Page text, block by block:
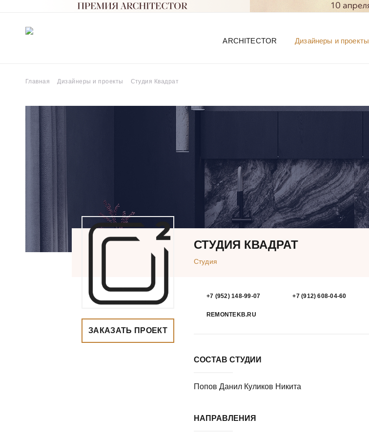
ARCHITECTOR Дизайнеры и проекты
Главная Дизайнеры и проекты Студия Квадрат
СТУДИЯ КВАДРАТ
Студия
ЗАКАЗАТЬ ПРОЕКТ
+7 (952) 148-99-07 +7 (912) 608-04-60
REMONTEKB.RU
СОСТАВ СТУДИИ
Попов Данил Куликов Никита
НАПРАВЛЕНИЯ